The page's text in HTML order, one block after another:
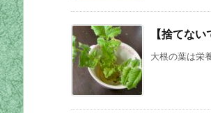
【捨てな
大根の葉は栄